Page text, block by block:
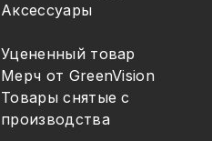
Аксессуары
Уцененный товар
Мерч от GreenVision
Товары снятые с
производства